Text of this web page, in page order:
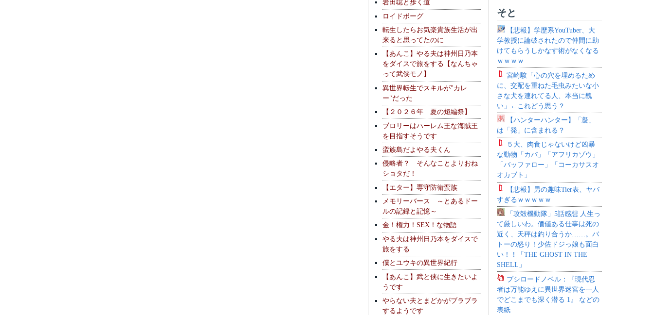
岩田聡と歩く道
ロイドボーグ
転生したらお気楽貴族生活が出
来ると思ってたのに…
【あんこ】やる夫は神州日乃本
をダイスで旅をする【なんちゃ
って武侠モノ】
異世界転生でスキルが"カレ
ー"だった
【２０２６年 夏の短編祭】
ブロリーはハーレム王な海賊王
を目指すそうです
蛮族島だよやる夫くん
侵略者？ そんなことよりおね
ショタだ！
【エター】専守防衛蛮族
メモリーバース ～とあるドー
ルの記録と記憶～
金！権力！SEX！な物語
やる夫は神州日乃本をダイスで
旅をする
僕とユウキの異世界紀行
【あんこ】武と侠に生きたいよ
うです
やらない夫とまどかがブラブラ
するようです
そと
【悲報】学歴系YouTuber、大
学教授に論破されたので仲間に助
けてもらうしかなす術がなくなる
ｗｗｗｗ
宮崎駿「心の穴を埋めるため
に、交配を重ねた毛虫みたいな小
さな犬を連れてる人、本当に醜
い」←これどう思う？
【ハンターハンター】「凝」
は「発」に含まれる？
５大、肉食じゃないけど凶暴
な動物「カバ」「アフリカゾウ」
「バッファロー」「コーカサスオ
オカブト」
【悲報】男の趣味Tier表、ヤバ
すぎるｗｗｗｗｗ
「攻殻機動隊」5話感想 人生っ
て厳しいわ。価値ある仕事は死の
近く、天秤は釣り合うか……。バ
トーの怒り！少佐ドジっ娘も面白
い！！「THE GHOST IN THE
SHELL」
ブシロードノベル：『現代忍
者は万能ゆえに異世界迷宮を一人
でどこまでも深く潜る 1』 などの
表紙